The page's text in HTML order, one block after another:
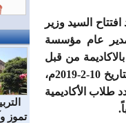
تموز
السيد وزير
البحري بتاريخ 27-9-2018م، وأشار مدير عام مؤسسة
من قبل
الطلاب السوريين ، وخاصة من الطلاب العرب ، وأنه تم افتتاح فصل دراسي جديد بتاريخ 10-2-2019م،
الأكاديمية